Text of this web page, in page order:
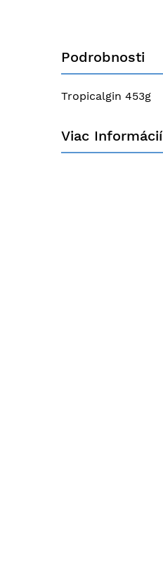
obrázkov
Podrobnosti
Tropicalgin 453g
Viac Informácií